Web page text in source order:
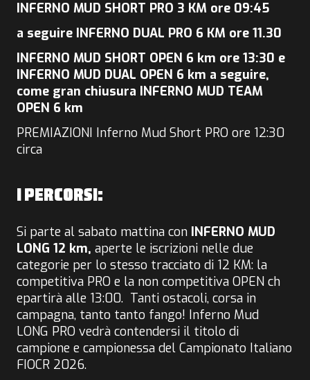
INFERNO MUD SHORT PRO 3 KM ore 09:45
a seguire INFERNO DUAL PRO 6 KM ore 11.30
INFERNO MUD SHORT OPEN 6 km ore 13:30 e
INFERNO MUD DUAL OPEN 6 km a seguire,
come gran chiusura INFERNO MUD TEAM
OPEN 6 km
PREMIAZIONI Inferno Mud Short PRO ore 12:30
circa
I PERCORSI:
Si parte al sabato mattina con INFERNO MUD
LONG 12 km, aperte le iscrizioni nelle due
categorie per lo stesso tracciato di 12 KM: la
competitiva PRO e la non competitiva OPEN ch
epartirà alle 13:00. Tanti ostacoli, corsa in
campagna, tanto tanto fango! Inferno Mud
LONG PRO vedrà contendersi il titolo di
campione e campionessa del Campionato Italiano
FIOCR 2026.